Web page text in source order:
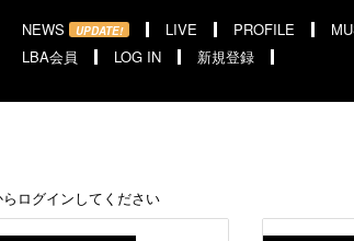
NEWS UPDATE! LIVE PROFILE
LBA会員
LOG IN 新規登録
ログインしてください